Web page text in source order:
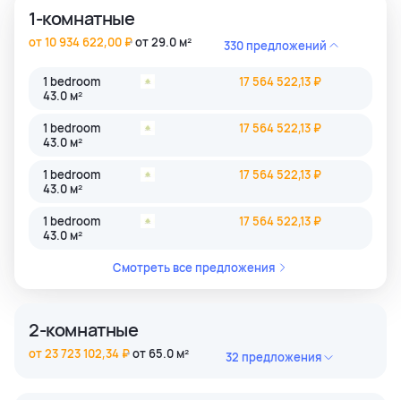
1-комнатные
от 29.0 м²
от 10 934 622,00 ₽ 330 предложений
1 bedroom
43.0 м²
17 564 522,13 ₽
1 bedroom
43.0 м²
17 564 522,13 ₽
1 bedroom
43.0 м²
17 564 522,13 ₽
1 bedroom
43.0 м²
17 564 522,13 ₽
Смотреть все предложения
2-комнатные
от 65.0 м²
от 23 723 102,34 ₽ 32 предложения